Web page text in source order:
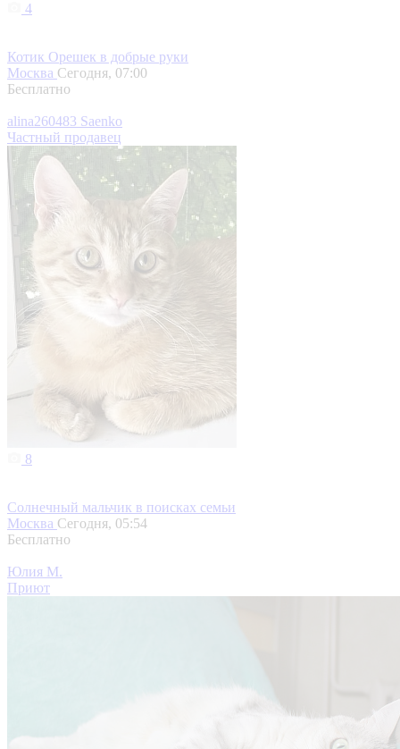
4
Котик Орешек в добрые руки
Москва Сегодня, 07:00
Бесплатно
alina260483 Saenko
Частный продавец
8
Солнечный мальчик в поисках семьи
Москва Сегодня, 05:54
Бесплатно
Юлия М.
Приют